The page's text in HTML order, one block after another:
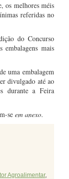
os melhores méis
referidas no
do Concurso
mais
uma embalagem
divulgado até ao
durante a Feira
se em anexo.
Agroalimentar,